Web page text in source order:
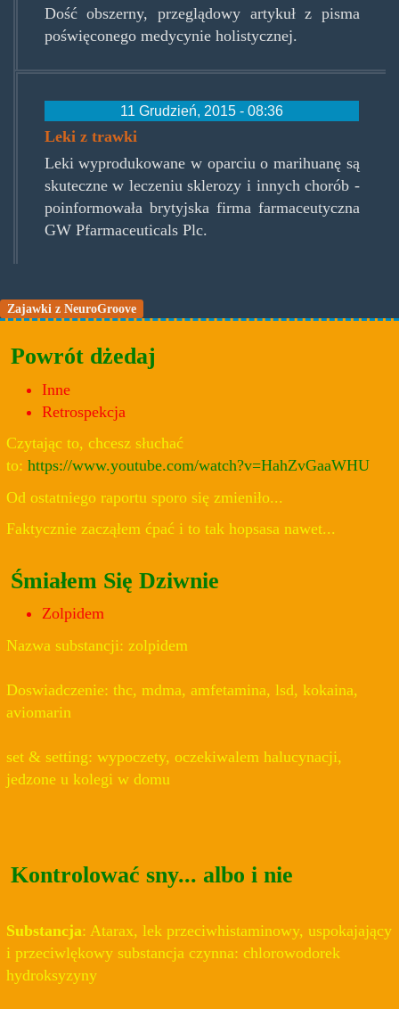
Dość obszerny, przeglądowy artykuł z pisma
poświęconego medycynie holistycznej.
11 Grudzień, 2015 - 08:36
Leki z trawki
Leki wyprodukowane w oparciu o marihuanę są
skuteczne w leczeniu sklerozy i innych chorób -
poinformowała brytyjska firma farmaceutyczna
GW Pfarmaceuticals Plc.
Zajawki z NeuroGroove
Powrót dżedaj
Inne
Retrospekcja
Czytając to, chcesz słuchać
to: https://www.youtube.com/watch?v=HahZvGaaWHU
Od ostatniego raportu sporo się zmieniło...
Faktycznie zacząłem ćpać i to tak hopsasa nawet...
Śmiałem Się Dziwnie
Zolpidem
Nazwa substancji: zolpidem
Doswiadczenie: thc, mdma, amfetamina, lsd, kokaina,
aviomarin
set & setting: wypoczety, oczekiwalem halucynacji,
jedzone u kolegi w domu
Kontrolować sny... albo i nie
Substancja: Atarax, lek przeciwhistaminowy, uspokajający
i przeciwlękowy substancja czynna: chlorowodorek
hydroksyzyny